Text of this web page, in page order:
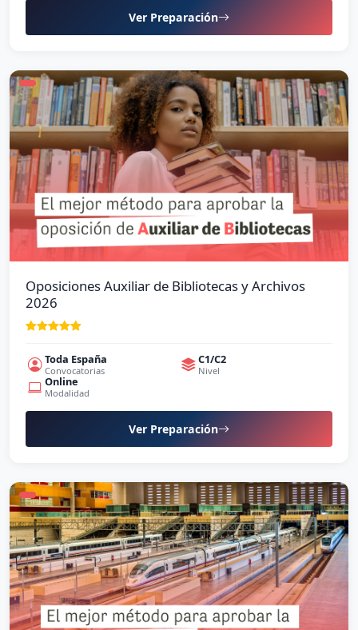
Ver Preparación
Oposiciones Auxiliar de Bibliotecas y Archivos
2026
Toda España
Convocatorias
C1/C2
Nivel
Online
Modalidad
Ver Preparación